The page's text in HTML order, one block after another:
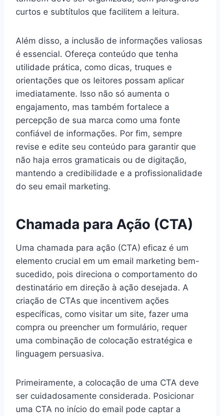
curtos e subtítulos que facilitem a leitura.
Além disso, a inclusão de informações valiosas
é essencial. Ofereça conteúdo que tenha
utilidade prática, como dicas, truques e
orientações que os leitores possam aplicar
imediatamente. Isso não só aumenta o
engajamento, mas também fortalece a
percepção de sua marca como uma fonte
confiável de informações. Por fim, sempre
revise e edite seu conteúdo para garantir que
não haja erros gramaticais ou de digitação,
mantendo a credibilidade e a profissionalidade
do seu email marketing.
Chamada para Ação (CTA)
Uma chamada para ação (CTA) eficaz é um
elemento crucial em um email marketing bem-
sucedido, pois direciona o comportamento do
destinatário em direção à ação desejada. A
criação de CTAs que incentivem ações
específicas, como visitar um site, fazer uma
compra ou preencher um formulário, requer
uma combinação de colocação estratégica e
linguagem persuasiva.
Primeiramente, a colocação de uma CTA deve
ser cuidadosamente considerada. Posicionar
uma CTA no início do email pode captar a